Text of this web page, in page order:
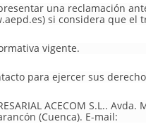
una reclamación
si considera que el
vigente.
para ejercer sus
ACECOM S.L..
(Cuenca). E-mail: